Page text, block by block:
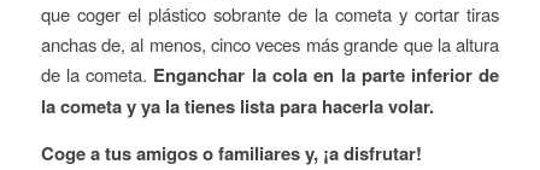
que coger el plástico sobrante de la cometa y cortar tiras
anchas de, al menos, cinco veces más grande que la altura
de la cometa. Enganchar la cola en la parte inferior de
la cometa y ya la tienes lista para hacerla volar.
Coge a tus amigos o familiares y, ¡a disfrutar!